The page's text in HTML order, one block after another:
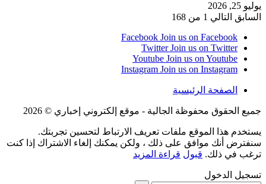
يوليو 25, 2026
السابق التالي 1 من 168
Facebook Join us on Facebook
Twitter Join us on Twitter
Youtube Join us on Youtube
Instagram Join us on Instagram
الصفحة الرئيسية
جميع الحقوق محفوظة الجالية - موقع إلكتروني إخباري © 2026
يستخدم هذا الموقع ملفات تعريف الارتباط لتحسين تجربتك.
سنفترض أنك موافق على ذلك ، ولكن يمكنك إلغاء الاشتراك إذا كنت
ترغب في ذلك. قبول قراءة المزيد
تسجيل الدخول